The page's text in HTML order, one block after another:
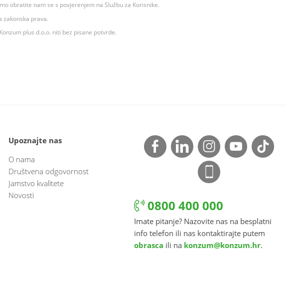
obratite nam se s povjerenjem na Službu za Korisnike.
zakonska prava.
plus d.o.o. niti bez pisane potvrde.
Upoznajte nas
O nama
Društvena odgovornost
Jamstvo kvalitete
Novosti
0800 400 000
Imate pitanje? Nazovite nas na besplatni
info telefon ili nas kontaktirajte putem
obrasca ili na konzum@konzum.hr.